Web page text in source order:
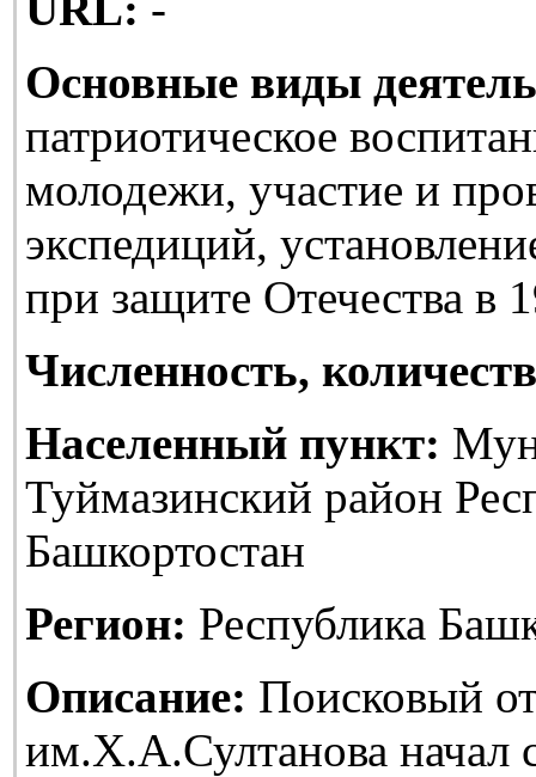
Основные виды
патриотическое
молодежи, участие и
экспедиций,
при защите Отечества в
Численность,
Населенный пункт:
Туймазинский район
Башкортостан
Регион: Республика
Описание: Поисковый
им.Х.А.Султанова начал